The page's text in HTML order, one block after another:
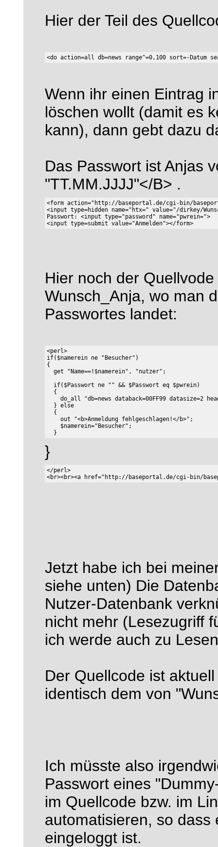
Hier der Teil des
Wenn ihr einen Eintrag
löschen wollt (damit es
kann), dann gebt dazu
Das Passwort ist Anjas
"TT.MM.JJJJ"</B> .
<form action="http://baseportal.de/cgi-bin/
<input type=hidden name="htx=" value="/dirkey/
Passwort: <input type="password" name="pwrein=">
Hier noch der
Wunsch_Anja, wo man
Passwortes landet:
<perl>
if($namerein ne "Besucher")
{
if($Passwort ne "" && $Passwort eq $pwrein)
{
do_all "db=news databack=00FF99 datasize=2
} else
{
out "<b>Anmeldung fehlgeschlagen!</b>";
$namerein="Besucher";
}
</perl>
Jetzt habe ich bei
siehe unten) Die
Nutzer-Datenbank
nicht mehr (Lesezugriff
ich werde auch zu
Der Quellcode ist
identisch dem von
Ich müsste also
Passwort eines
im Quellcode bzw. im
automatisieren, so
eingeloggt ist.